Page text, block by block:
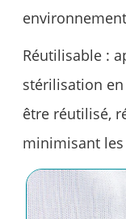
Réutilisable :
stérilisation
être réutilisé,
minimisant